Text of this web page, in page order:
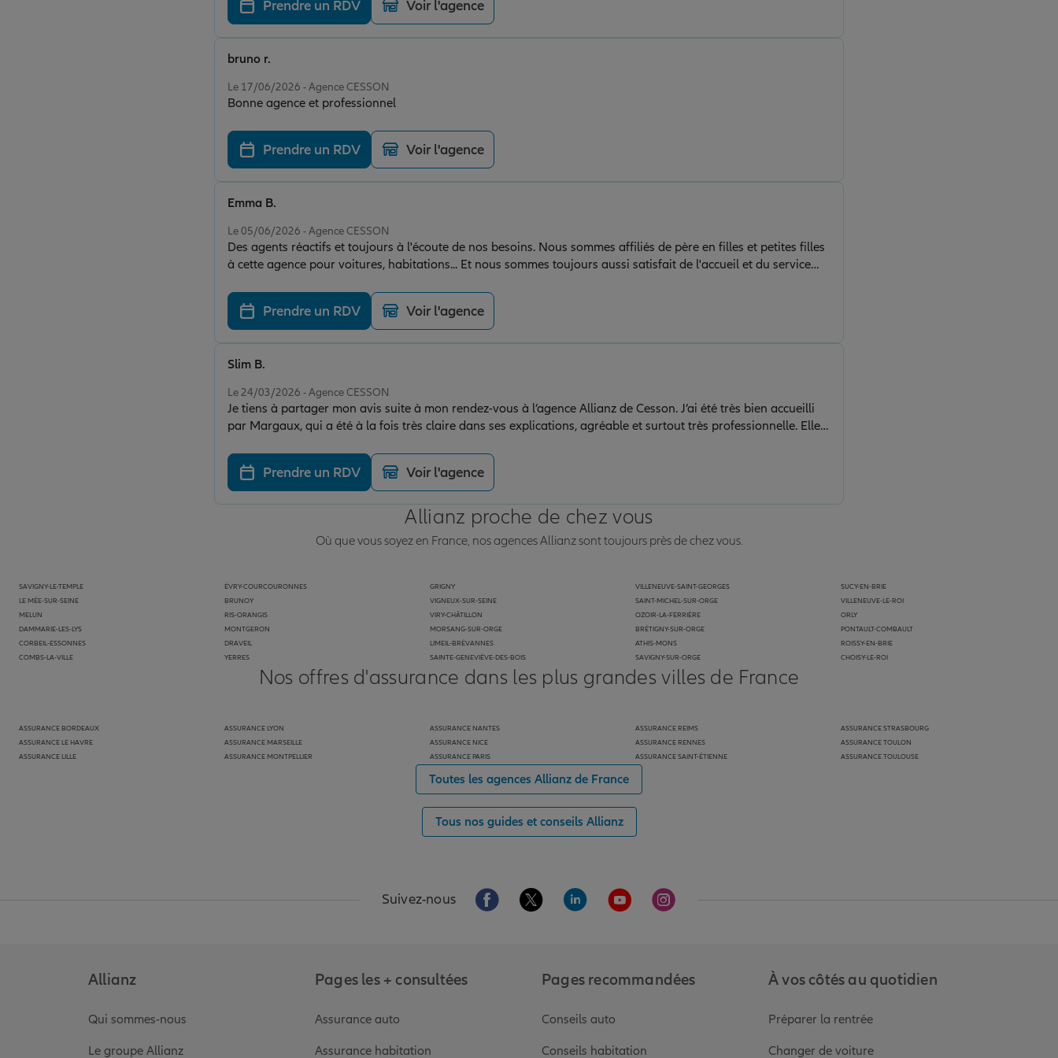
Prendre un RDV Voir l'agence
Le 17/06/2026 - Agence CESSON
Bonne agence et professionnel
bruno r.
Prendre un RDV Voir l'agence
Le 05/06/2026 - Agence CESSON
Des agents réactifs et toujours à l'écoute de nos besoins. Nous sommes affiliés de père en filles et petites filles
à cette agence pour voitures, habitations... Et nous sommes toujours aussi satisfait de l'accueil et du service
Emma B.
Prendre un RDV Voir l'agence
Le 24/03/2026 - Agence CESSON
Je tiens à partager mon avis suite à mon rendez-vous à l’agence Allianz de Cesson. J’ai été très bien accueilli
par Margaux, qui a été à la fois très claire dans ses explications, agréable et surtout très professionnelle. Elle a
C’est rassurant de tomber sur une personne compétente et à l’écoute. Je recommande vivement cette agence.
Slim B.
Prendre un RDV Voir l'agence
Allianz proche de chez vous
Où que vous soyez en France, nos agences Allianz sont toujours près de chez vous.
SAVIGNY-LE-TEMPLE
LE MÉE-SUR-SEINE
MELUN
DAMMARIE-LES-LYS
CORBEIL-ESSONNES
COMBS-LA-VILLE
ÉVRY-COURCOURONNES
BRUNOY
RIS-ORANGIS
MONTGERON
DRAVEIL
YERRES
GRIGNY
VIGNEUX-SUR-SEINE
VIRY-CHÂTILLON
MORSANG-SUR-ORGE
LIMEIL-BRÉVANNES
SAINTE-GENEVIÈVE-DES-BOIS
VILLENEUVE-SAINT-GEORGES
SAINT-MICHEL-SUR-ORGE
OZOIR-LA-FERRIÈRE
BRÉTIGNY-SUR-ORGE
ATHIS-MONS
SAVIGNY-SUR-ORGE
SUCY-EN-BRIE
VILLENEUVE-LE-ROI
ORLY
PONTAULT-COMBAULT
ROISSY-EN-BRIE
CHOISY-LE-ROI
Nos offres d'assurance dans les plus grandes villes de France
ASSURANCE BORDEAUX
ASSURANCE LE HAVRE
ASSURANCE LILLE
ASSURANCE LYON
ASSURANCE MARSEILLE
ASSURANCE MONTPELLIER
ASSURANCE NANTES
ASSURANCE NICE
ASSURANCE PARIS
ASSURANCE REIMS
ASSURANCE RENNES
ASSURANCE SAINT-ÉTIENNE
ASSURANCE STRASBOURG
ASSURANCE TOULON
ASSURANCE TOULOUSE
Toutes les agences Allianz de France
Tous nos guides et conseils Allianz
Suivez-nous Aller sur la page Facebook de Allianz
Aller sur la page Twitter de Allianz
Aller sur la page Linkedin de Allianz
Aller sur la page Youtube de Allianz
Aller sur la page Instagram de Allianz
Allianz
Qui sommes-nous
Le groupe Allianz
Pages les + consultées
Assurance auto
Assurance habitation
Pages recommandées
Conseils auto
Conseils habitation
À vos côtés au quotidien
Préparer la rentrée
Changer de voiture